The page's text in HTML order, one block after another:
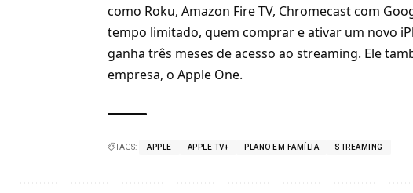
como Roku, Amazon Fire TV, Chromecast com
tempo limitado, quem comprar e ativar um novo
ganha três meses de acesso ao streaming. Ele
empresa, o Apple One.
TAGS: APPLE APPLE TV+ PLANO EM FAMÍLIA STREAMING